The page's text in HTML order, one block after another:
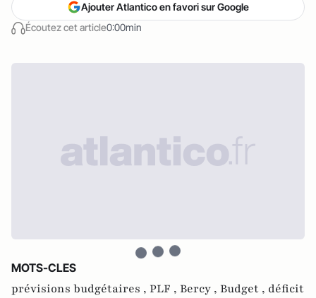
Écoutez cet article0:00min
Ajouter Atlantico en favori sur Google
MOTS-CLES
prévisions budgétaires , PLF , Bercy , Budget , déficit